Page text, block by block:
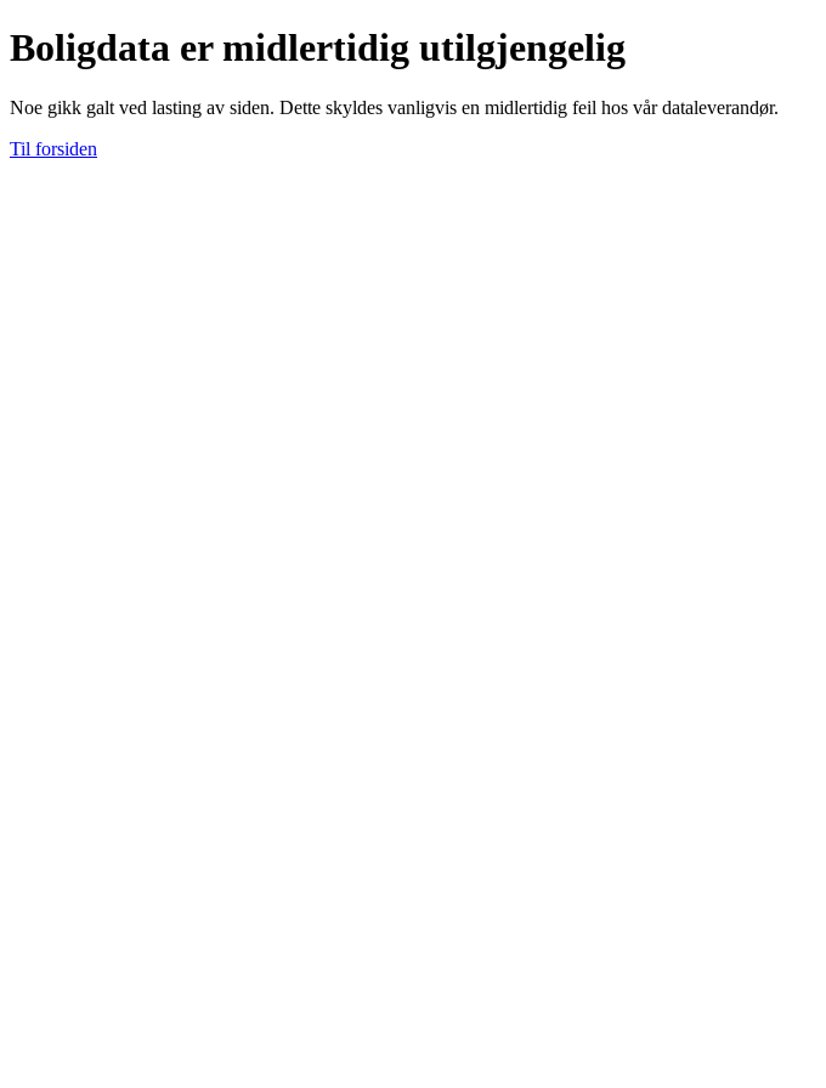
Boligdata er midlertidig utilgjengelig
Noe gikk galt ved lasting av siden. Dette skyldes vanligvis en midlertidig feil hos vår dataleverandør.
Til forsiden